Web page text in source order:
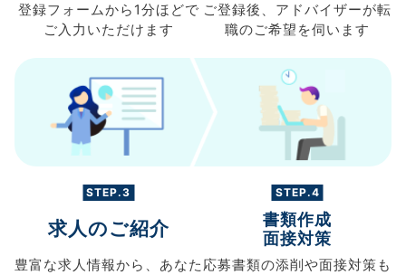
登録フォームから 1分ほどで
ご入力 いただけます
ご登録後、 アドバイザーが転
職のご希望を伺います
STEP.3
求人のご紹介
豊富な求人情報から、 あなた
STEP.4
書類作成
面接対策
応募書類の添削や面接対策も